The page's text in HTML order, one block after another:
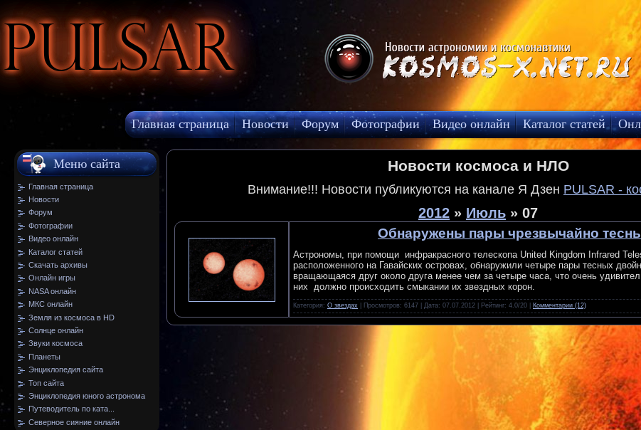
Pulsar
Главная страница Новости Форум Фотографии Видео онлайн Каталог статей
МКС онлайн
Меню сайта
Главная страница
Новости
Форум
Фотографии
Видео онлайн
Каталог статей
Скачать архивы
Онлайн игры
NASA онлайн
МКС онлайн
Земля из космоса в HD
Солнце онлайн
Звуки космоса
Планеты
Энциклопедия сайта
Топ сайта
Энциклопедия юного астронома
Путеводитель по ката...
Северное сияние онлайн
Новости космоса и НЛО
Внимание!!! Новости публикуются на канале Я Дзен PULSAR -
2012 » Июль » 07
Обнаружены пары чрезвычайно
Астрономы, при помощи инфракрасного телескопа United Kingdom Infrared
расположенного на Гавайских островах, обнаружили четыре пары тесных
вращающаяся друг около друга менее чем за четыре часа, что очень
них должно происходить смыкании их звездных корон.
Категория: О звездах | Просмотров: 6147 | Дата: 07.07.2012 | Рейтинг: 4.0/20 | Комментарии (12)